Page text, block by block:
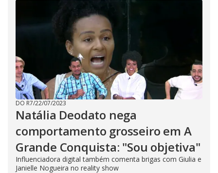
DO R7/22/07/2023
Natália Deodato nega
comportamento grosseiro em A
Grande Conquista: "Sou objetiva"
Influenciadora digital também comenta brigas com Giulia e
Janielle Nogueira no reality show